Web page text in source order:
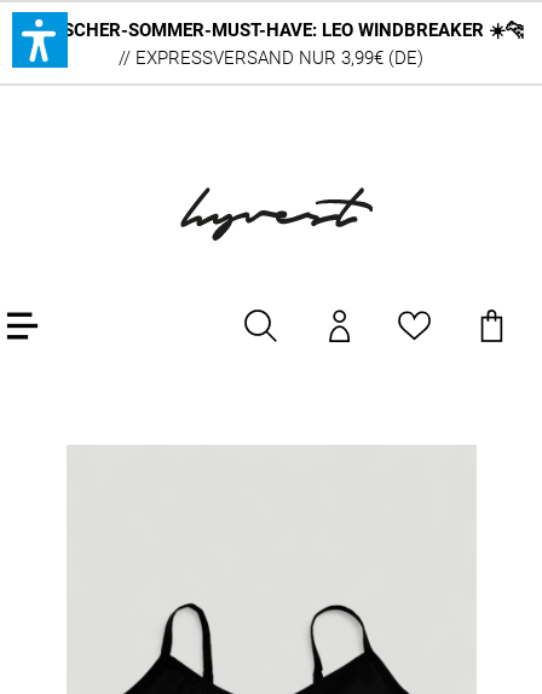
DEUTSCHER-SOMMER-MUST-HAVE: LEO WINDBREAKER ☀️🐆
// EXPRESSVERSAND NUR 3,99€ (DE)